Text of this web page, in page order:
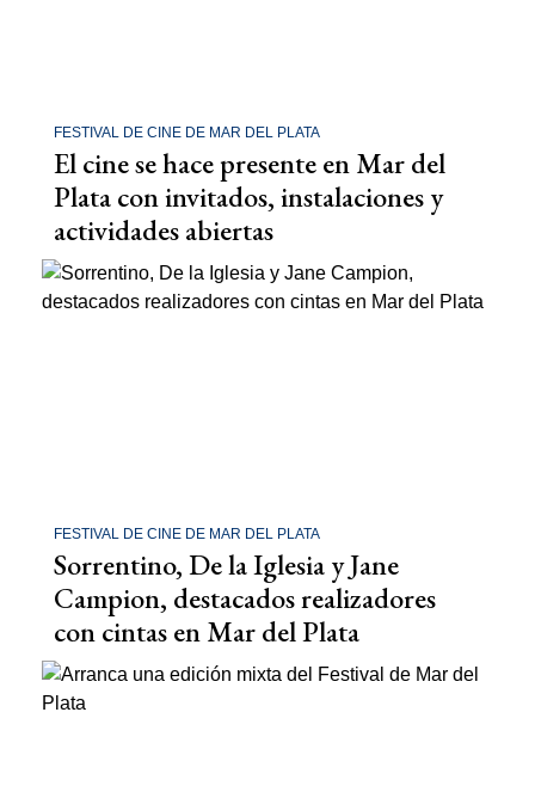
FESTIVAL DE CINE DE MAR DEL PLATA
El cine se hace presente en Mar del
Plata con invitados, instalaciones y
actividades abiertas
FESTIVAL DE CINE DE MAR DEL PLATA
Sorrentino, De la Iglesia y Jane
Campion, destacados realizadores
con cintas en Mar del Plata